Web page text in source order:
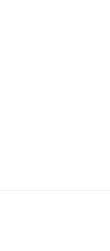
, ABX TRADE
대해 추측할 수 있
선물 CFD를
가격 변동에 참
리오인 지수에
용할 수 있습니다.
도와 전략에